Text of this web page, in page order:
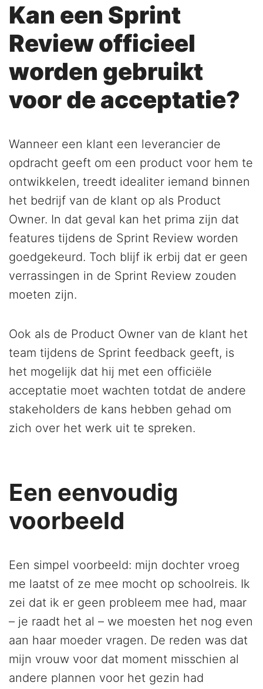
Kan een Sprint
Review officieel
worden gebruikt
voor de acceptatie?
Wanneer een klant een leverancier de
opdracht geeft om een product voor hem te
ontwikkelen, treedt idealiter iemand binnen
het bedrijf van de klant op als Product
Owner. In dat geval kan het prima zijn dat
features tijdens de Sprint Review worden
goedgekeurd. Toch blijf ik erbij dat er geen
verrassingen in de Sprint Review zouden
moeten zijn.
Ook als de Product Owner van de klant het
team tijdens de Sprint feedback geeft, is
het mogelijk dat hij met een officiële
acceptatie moet wachten totdat de andere
stakeholders de kans hebben gehad om
zich over het werk uit te spreken.
Een eenvoudig
voorbeeld
Een simpel voorbeeld: mijn dochter vroeg
me laatst of ze mee mocht op schoolreis. Ik
zei dat ik er geen probleem mee had, maar
– je raadt het al – we moesten het nog even
aan haar moeder vragen. De reden was dat
mijn vrouw voor dat moment misschien al
andere plannen voor het gezin had